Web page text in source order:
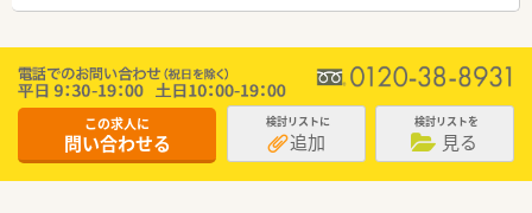
この求人に
問い合わせる
検討リストに
追加
検討リストを
見る